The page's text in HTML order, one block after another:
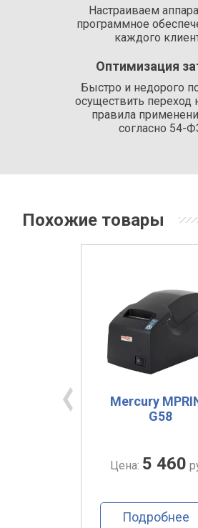
Настраиваем
программное
каждого
Оптимизация
Быстро и недорого
осуществить переход
правила
согласно 54-
Похожие товары
Mercury
G58
Цена: 5 460
Подробнее